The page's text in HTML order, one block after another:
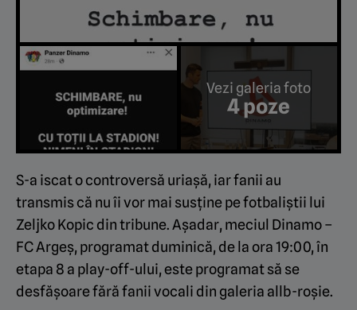
Vezi galeria foto
4 poze
S-a iscat o controversă uriașă, iar fanii au
transmis că nu îi vor mai susține pe fotbaliștii lui
Zeljko Kopic din tribune. Așadar, meciul Dinamo –
FC Argeș, programat duminică, de la ora 19:00, în
etapa 8 a play-off-ului, este programat să se
desfășoare fără fanii vocali din galeria allb-roșie.